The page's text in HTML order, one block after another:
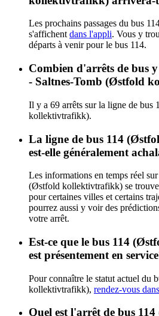
Les prochains passages du bus
s'affichent dans l'appli. Vous y
départs à venir pour le bus 114.
Combien d'arrêts de bus
- Saltnes-Tomb (Østfold
Il y a 69 arrêts sur la ligne de bus
kollektivtrafikk).
La ligne de bus 114
est-elle généralement
Les informations en temps réel
(Østfold kollektivtrafikk) se
pour certaines villes et certains
pourrez aussi y voir des
votre arrêt.
Est-ce que le bus 114
est présentement en
Pour connaître le statut actuel du
kollektivtrafikk), rendez-vous
Quel est l'arrêt de bus